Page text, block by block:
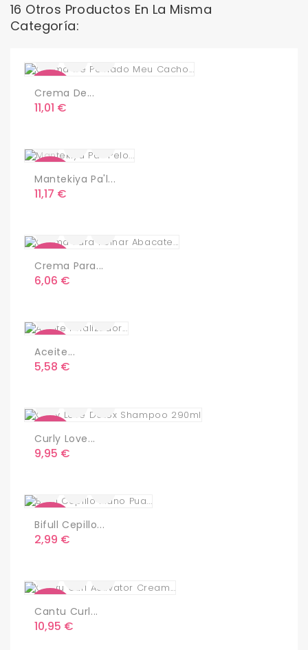
16 Otros Productos En La Misma
Categoría:
Crema De...
Precio
11,01 €
Mantekiya Pa'l...
Precio
11,17 €
Crema Para...
Precio
6,06 €
Aceite...
Precio
5,58 €
Curly Love...
Precio
9,95 €
Bifull Cepillo...
Precio
2,99 €
Cantu Curl...
Precio
10,95 €